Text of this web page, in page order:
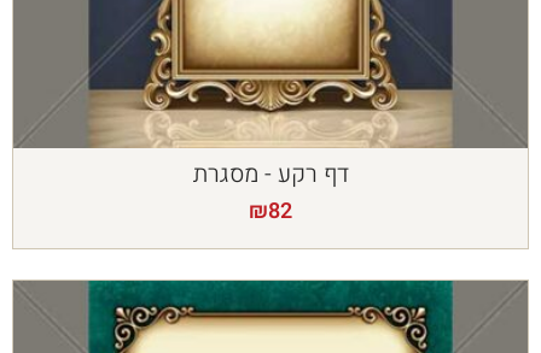
דף רקע - מסגרת
₪82